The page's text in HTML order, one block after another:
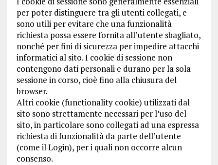
per poter distinguere tra gli utenti collegati, e
sono utili per evitare che una funzionalità
richiesta possa essere fornita all’utente sbagliato,
nonché per fini di sicurezza per impedire attacchi
informatici al sito. I cookie di sessione non
contengono dati personali e durano per la sola
sessione in corso, cioè fino alla chiusura del
browser.
Altri cookie (functionality cookie) utilizzati dal
sito sono strettamente necessari per l’uso del
sito, in particolare sono collegati ad una espressa
richiesta di funzionalità da parte dell’utente
(come il Login), per i quali non occorre alcun
consenso.